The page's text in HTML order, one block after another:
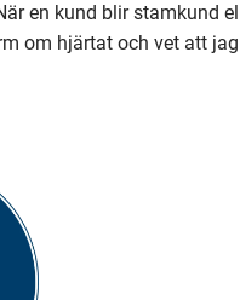
en kund blir stamkund
om hjärtat och vet att